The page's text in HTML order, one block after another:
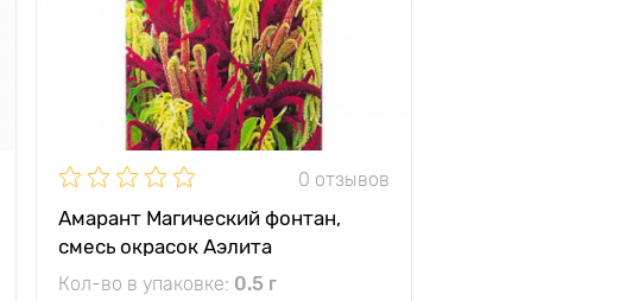
0 отзывов
Амарант Магический фонтан,
смесь окрасок Аэлита
Кол-во в упаковке: 0.5 г